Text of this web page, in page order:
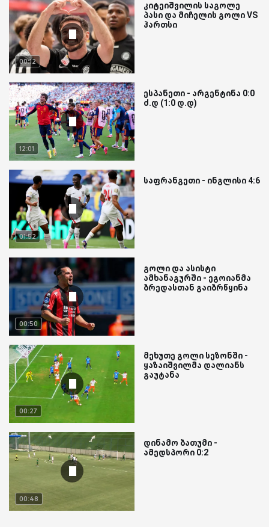
00:12
კიტეიშვილის საგოლე
პასი და მიჩელის გოლი VS
ჰართსი
12:01
ესპანეთი - არგენტინა 0:0
ძ.დ (1:0 დ.დ)
01:52
საფრანგეთი - ინგლისი 4:6
00:50
გოლი და ასისტი
ამხანაგურში - ეგოიანმა
ბრედასთან გაიბრწყინა
00:27
მეხუთე გოლი სეზონში -
ყაზაიშვილმა დალიანს
გაუტანა
00:48
დინამო ბათუმი -
ამედსპორი 0:2